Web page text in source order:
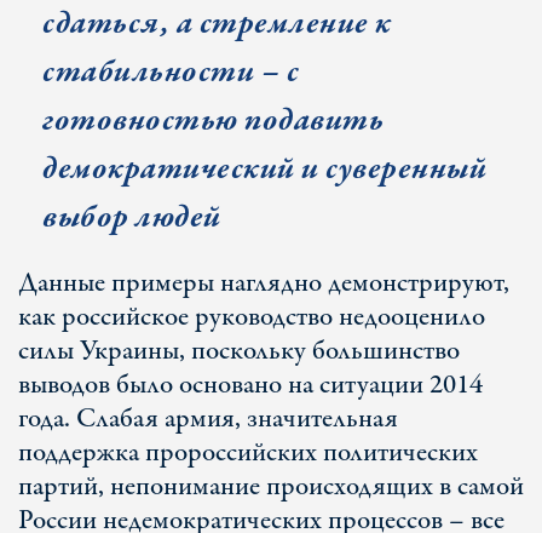
сдаться, а стремление к
стабильности – с
готовностью подавить
демократический и суверенный
выбор людей
Данные примеры наглядно демонстрируют,
как российское руководство недооценило
силы Украины, поскольку большинство
выводов было основано на ситуации 2014
года. Слабая армия, значительная
поддержка пророссийских политических
партий, непонимание происходящих в самой
России недемократических процессов – все